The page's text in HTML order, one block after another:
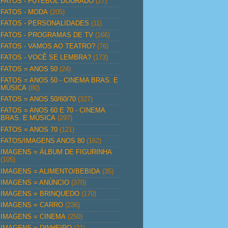
FATOS - MODA (205)
FATOS - PERSONALIDADES (11)
FATOS - PROGRAMAS DE TV (166)
FATOS - VAMOS AO TEATRO? (76)
FATOS - VOCÊ SE LEMBRA? (173)
FATOS = ANOS 50 (24)
FATOS = ANOS 50 - CINEMA BRAS. E
MÚSICA (80)
FATOS = ANOS 50/60/70 (327)
FATOS = ANOS 60 E 70 - CINEMA
BRAS. E MÚSICA (297)
FATOS = ANOS 70 (121)
FATOS/IMAGENS ANOS 80 (162)
IMAGENS = ÁLBUM DE FIGURINHA
(105)
IMAGENS = ALIMENTO/BEBIDA (35)
IMAGENS = ANÚNCIO (370)
IMAGENS = BRINQUEDO (170)
IMAGENS = CARRO (236)
IMAGENS = CINEMA (250)